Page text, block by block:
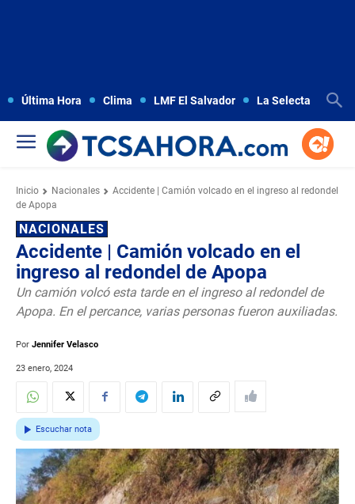
Última Hora Clima LMF El Salvador La Selecta
Inicio Nacionales
Accidente | Camión volcado en el ingreso al redondel
de Apopa
NACIONALES
Accidente | Camión volcado en el
ingreso al redondel de Apopa
Un camión volcó esta tarde en el ingreso al redondel de
Apopa. En el percance, varias personas fueron auxiliadas.
Por Jennifer Velasco
23 enero, 2024
Escuchar nota